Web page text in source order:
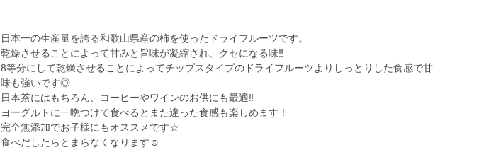
日本一の生産量を誇る和歌山県産の柿を使ったドライフルーツです。
乾燥させることによって甘みと旨味が凝縮され、クセになる味‼︎
8等分にして乾燥させることによってチップスタイプのドライフルーツよりしっとりした食感で甘
味も強いです◎
日本茶にはもちろん、コーヒーやワインのお供にも最適‼︎
ヨーグルトに一晩つけて食べるとまた違った食感も楽しめます！
完全無添加でお子様にもオススメです☆
食べだしたらとまらなくなります☺︎